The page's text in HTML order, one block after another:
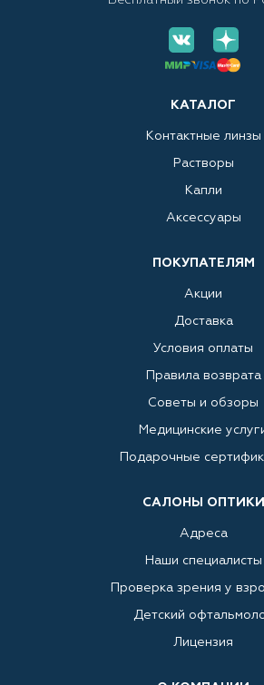
КАТАЛОГ
Контактные линзы
Растворы
Капли
Аксессуары
ПОКУПАТЕЛЯМ
Акции
Доставка
Условия оплаты
Правила возврата
Советы и обзоры
Медицинские
Подарочные
САЛОНЫ ОПТИКИ
Адреса
Наши специалисты
Проверка зрения у
Детский
Лицензия